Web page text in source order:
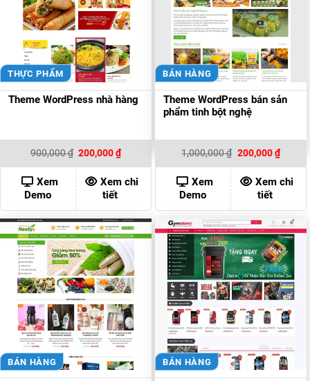
THỰC PHẨM
Theme WordPress nhà hàng
900,000₫ Giá
là:
900,000 ₫.
200,000₫Giá
hiện
tại
là:
200,000 ₫.
Xem
Demo
Xem chi
tiết
BÁN HÀNG
Theme WordPress bán sản
phẩm tinh bột nghệ
1,000,000₫ Giá
là:
1,000,000 ₫.
200,000₫Giá
hiện
tại
là:
Xem
Demo
Xem chi
tiết
BÁN HÀNG BÁN HÀNG